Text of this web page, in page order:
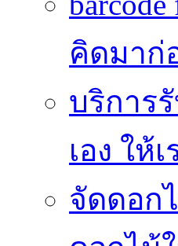
คิดมาก่
บริการ
เอง ให้
จัดดอก